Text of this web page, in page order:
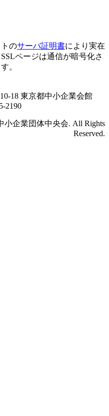
のサーバ証明書により実在
ページは通信が暗号化さ
。
18 東京都中小企業会館
2190
小企業団体中央会. All Rights
Reserved.